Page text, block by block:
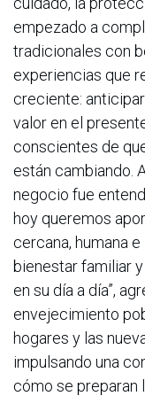
empezado a
tradicionales con
experiencias que
creciente:
valor en el
conscientes de
están cambiando.
negocio fue
hoy queremos
cercana, humana
bienestar familiar
en su día a día”,
envejecimiento
hogares y las
impulsando una
cómo se preparan